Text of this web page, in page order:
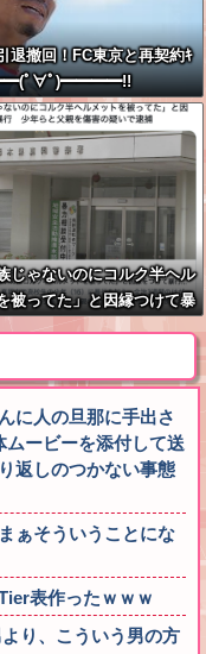
退撤回！FC東京と再契約ｷ
ﾟ∀ﾟ)━━━━!!
じゃないのにコルク半ヘル
被ってた」と因縁つけて暴
に人の旦那に手出さ
ービーを添付して送
返しのつかない事態
ぁそういうことにな
表作ったｗｗｗ
り、こういう男の方